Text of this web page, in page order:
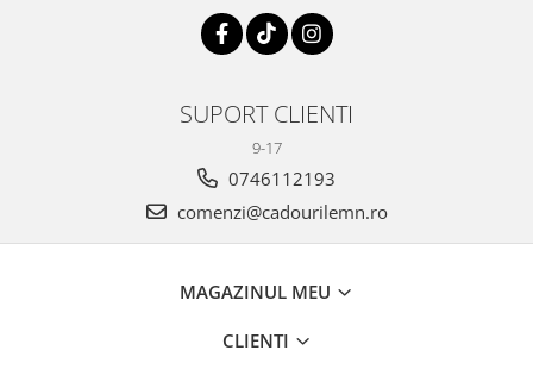
SUPORT CLIENTI
9-17
0746112193
comenzi@cadourilemn.ro
MAGAZINUL MEU
CLIENTI